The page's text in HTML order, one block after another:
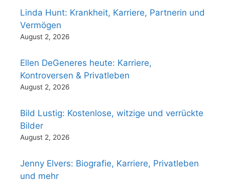
Linda Hunt: Krankheit, Karriere, Partnerin und
Vermögen
August 2, 2026
Ellen DeGeneres heute: Karriere,
Kontroversen & Privatleben
August 2, 2026
Bild Lustig: Kostenlose, witzige und verrückte
Bilder
August 2, 2026
Jenny Elvers: Biografie, Karriere, Privatleben
und mehr